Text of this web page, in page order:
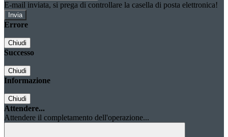
E-mail inviata, si prega di controllare la casella di posta elettronica!
Errore
Chiudi
Successo
Chiudi
Informazione
Chiudi
Attendere...
Attendere il completamento dell'operazione...